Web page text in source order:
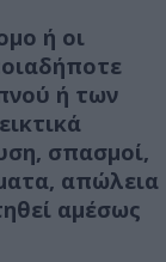
ή οι
ή των
σπασμοί,
απώλεια
αμέσως